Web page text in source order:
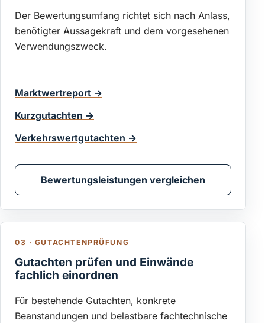
Der Bewertungsumfang richtet sich nach Anlass,
benötigter Aussagekraft und dem vorgesehenen
Verwendungszweck.
Marktwertreport →
Kurzgutachten →
Verkehrswertgutachten →
Bewertungsleistungen vergleichen
03 · GUTACHTENPRÜFUNG
Gutachten prüfen und Einwände
fachlich einordnen
Für bestehende Gutachten, konkrete
Beanstandungen und belastbare fachtechnische